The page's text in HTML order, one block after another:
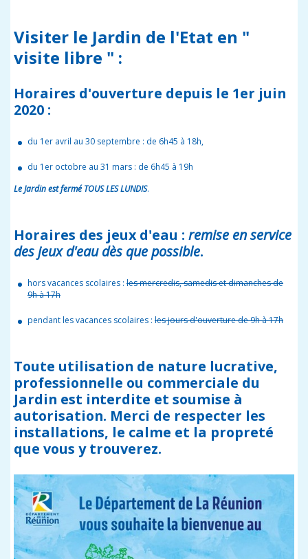
Visiter le Jardin de l'Etat en "
visite libre " :
Horaires d'ouverture depuis le 1er juin
2020 :
du 1er avril au 30 septembre : de 6h45 à 18h,
du 1er octobre au 31 mars : de 6h45 à 19h
Le Jardin est fermé TOUS LES LUNDIS.
Horaires des jeux d'eau : remise en service
des jeux d'eau dès que possible.
hors vacances scolaires : les mercredis, samedis et dimanches de
9h à 17h
pendant les vacances scolaires : les jours d'ouverture de 9h à 17h
Toute utilisation de nature lucrative,
professionnelle ou commerciale du
Jardin est interdite et soumise à
autorisation. Merci de respecter les
installations, le calme et la propreté
que vous y trouverez.